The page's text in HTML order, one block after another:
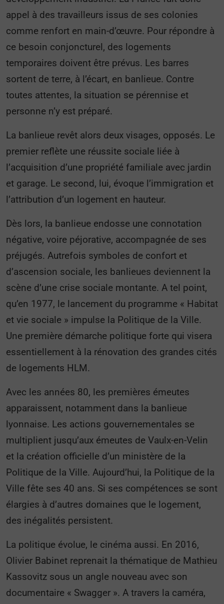
appel à des travailleurs issus de ses colonies
comme renfort en main-d’œuvre. Pour répondre à
ce besoin conjoncturel, des logements
temporaires doivent être prévus. Les barres
sortent de terre, à l’écart, en banlieue. Contre
toutes attentes, la situation se pérennise et
personne n’y est préparé.
La banlieue revêt alors deux visages, opposés. Le
premier reflète une réussite sociale liée à
l’acquisition d’une propriété familiale avec jardin
et garage. Le second, lui, évoque l’immigration et
l’attribution d’un logement en hauteur.
Dès lors, la banlieue endosse une connotation
négative, voire péjorative, accompagnée de ses
préjugés. Autrefois symboles de confort et
d’ascension sociale, les banlieues deviennent la
scène d’une crise sociale montante. A tel point,
qu’en 1977, le lancement du programme « Habitat
et vie sociale » impulse la Politique de la Ville.
Une première démarche politique forte qui visera
essentiellement à la rénovation des grandes cités
de logements HLM.
Avec les années 80, les premières émeutes
apparaissent, notamment dans la banlieue
lyonnaise. Les actions gouvernementales se
multiplient jusqu’aux émeutes de Vaulx-en-Velin
et la création officielle d’un ministère de la
Politique de la Ville. Aujourd’hui, la Politique de la
Ville fête ses 40 ans. Si ses compétences se sont
élargies à d’autres domaines que le logement,
des inégalités persistent.
La politique évolue, le cinéma aussi. En 2016,
Olivier Babinet reprenait la thématique de Mathieu
Kassovitz sous un angle nouveau avec son
documentaire « Swagger ». A travers la caméra,